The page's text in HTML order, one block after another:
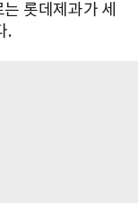
롯데제과가 세
.